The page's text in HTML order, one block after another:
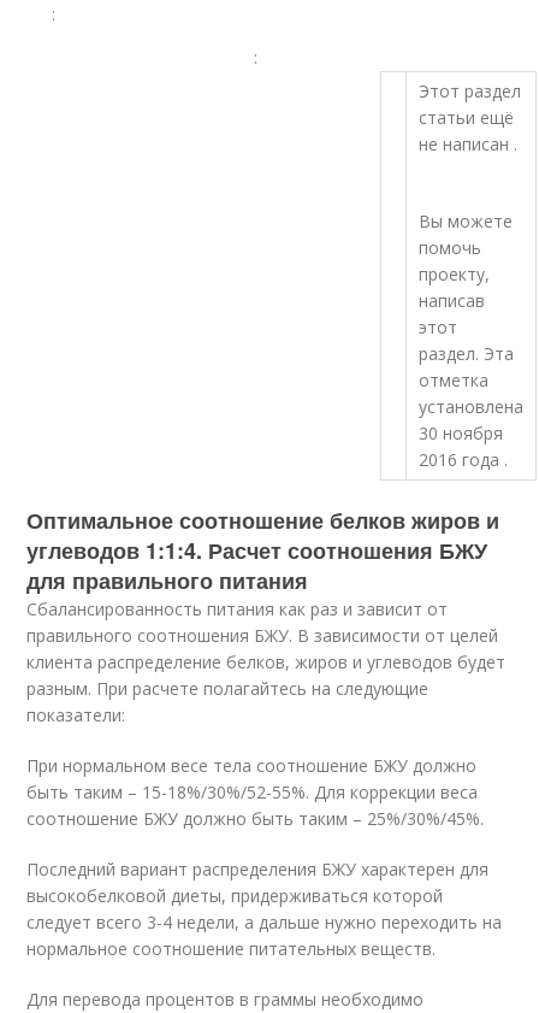
:
:
Этот раздел
статьи ещё
не написан .
Вы можете
помочь
проекту,
написав
этот
раздел. Эта
отметка
установлена
30 ноября
2016 года .
Оптимальное соотношение белков жиров и
углеводов 1:1:4. Расчет соотношения БЖУ
для правильного питания
Сбалансированность питания как раз и зависит от
правильного соотношения БЖУ. В зависимости от целей
клиента распределение белков, жиров и углеводов будет
разным. При расчете полагайтесь на следующие
показатели:
При нормальном весе тела соотношение БЖУ должно
быть таким – 15-18%/30%/52-55%.Для коррекции веса
соотношение БЖУ должно быть таким – 25%/30%/45%.
Последний вариант распределения БЖУ характерен для
высокобелковой диеты, придерживаться которой
следует всего 3-4 недели, а дальше нужно переходить на
нормальное соотношение питательных веществ.
Для перевода процентов в граммы необходимо